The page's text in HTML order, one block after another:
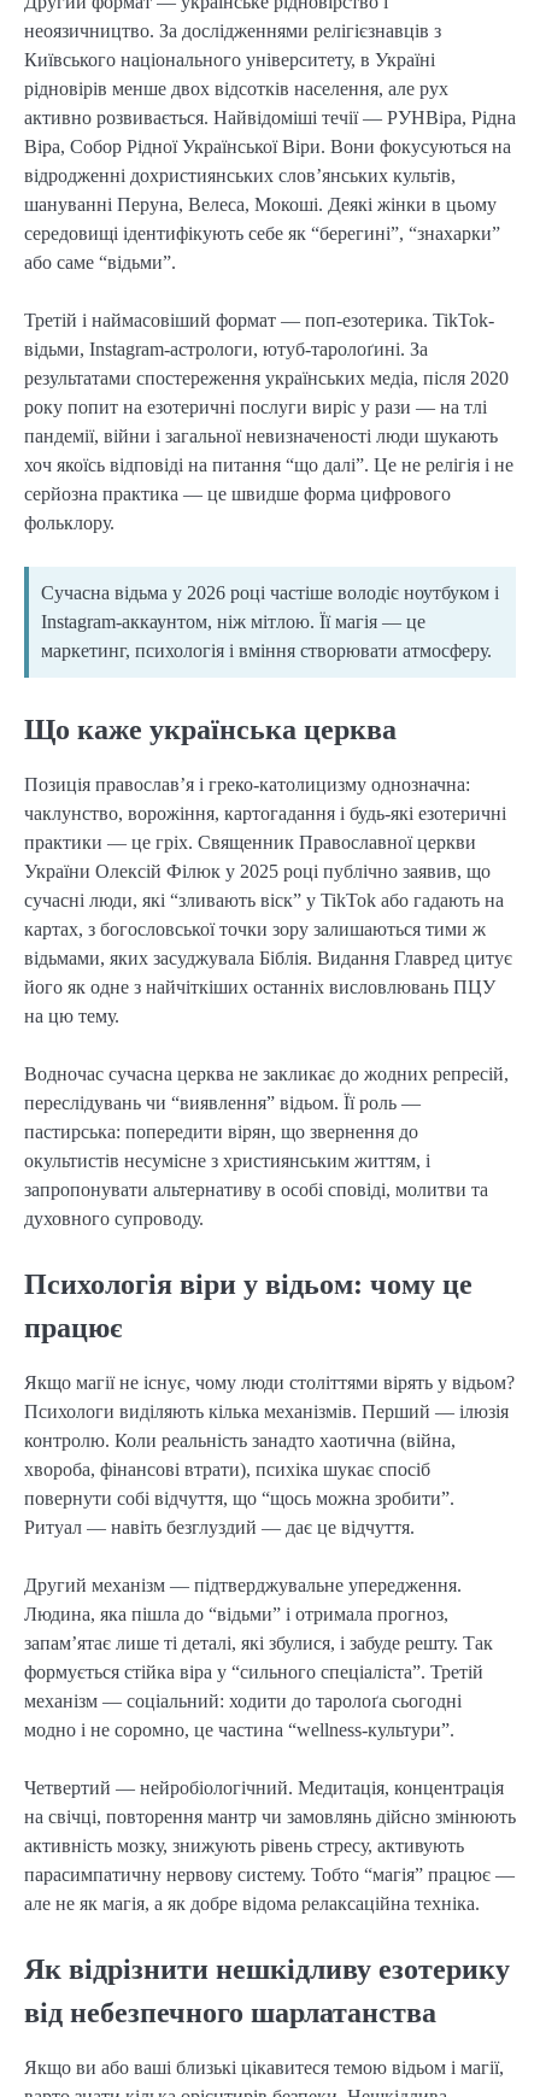
неоязичництво. За дослідженнями релігієзнавців з
Київського національного університету, в Україні
рідновірів менше двох відсотків населення, але рух
активно розвивається. Найвідоміші течії — РУНВіра, Рідна
Віра, Собор Рідної Української Віри. Вони фокусуються на
відродженні дохристиянських слов’янських культів,
шануванні Перуна, Велеса, Мокоші. Деякі жінки в цьому
середовищі ідентифікують себе як “берегині”, “знахарки”
або саме “відьми”.
Третій і наймасовіший формат — поп-езотерика. TikTok-
відьми, Instagram-астрологи, ютуб-таролоґині. За
результатами спостереження українських медіа, після 2020
року попит на езотеричні послуги виріс у рази — на тлі
пандемії, війни і загальної невизначеності люди шукають
хоч якоїсь відповіді на питання “що далі”. Це не релігія і не
серйозна практика — це швидше форма цифрового
фольклору.
Сучасна відьма у 2026 році частіше володіє ноутбуком і
Instagram-аккаунтом, ніж мітлою. Її магія — це
маркетинг, психологія і вміння створювати атмосферу.
Що каже українська церква
Позиція православ’я і греко-католицизму однозначна:
чаклунство, ворожіння, картогадання і будь-які езотеричні
практики — це гріх. Священник Православної церкви
України Олексій Філюк у 2025 році публічно заявив, що
сучасні люди, які “зливають віск” у TikTok або гадають на
картах, з богословської точки зору залишаються тими ж
відьмами, яких засуджувала Біблія. Видання Главред цитує
його як одне з найчіткіших останніх висловлювань ПЦУ
на цю тему.
Водночас сучасна церква не закликає до жодних репресій,
переслідувань чи “виявлення” відьом. Її роль —
пастирська: попередити вірян, що звернення до
окультистів несумісне з християнським життям, і
запропонувати альтернативу в особі сповіді, молитви та
духовного супроводу.
Психологія віри у відьом: чому це
працює
Якщо магії не існує, чому люди століттями вірять у відьом?
Психологи виділяють кілька механізмів. Перший — ілюзія
контролю. Коли реальність занадто хаотична (війна,
хвороба, фінансові втрати), психіка шукає спосіб
повернути собі відчуття, що “щось можна зробити”.
Ритуал — навіть безглуздий — дає це відчуття.
Другий механізм — підтверджувальне упередження.
Людина, яка пішла до “відьми” і отримала прогноз,
запам’ятає лише ті деталі, які збулися, і забуде решту. Так
формується стійка віра у “сильного спеціаліста”. Третій
механізм — соціальний: ходити до таролоґа сьогодні
модно і не соромно, це частина “wellness-культури”.
Четвертий — нейробіологічний. Медитація, концентрація
на свічці, повторення мантр чи замовлянь дійсно змінюють
активність мозку, знижують рівень стресу, активують
парасимпатичну нервову систему. Тобто “магія” працює —
але не як магія, а як добре відома релаксаційна техніка.
Як відрізнити нешкідливу езотерику
від небезпечного шарлатанства
Якщо ви або ваші близькі цікавитеся темою відьом і магії,